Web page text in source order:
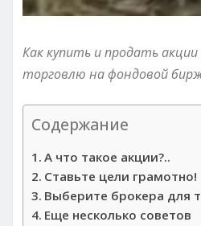
Как купить и продать
торговлю на фондовой
Содержание
А что такое акции?..
Ставьте цели грамотно!
Выберите брокера для
Еще несколько советов